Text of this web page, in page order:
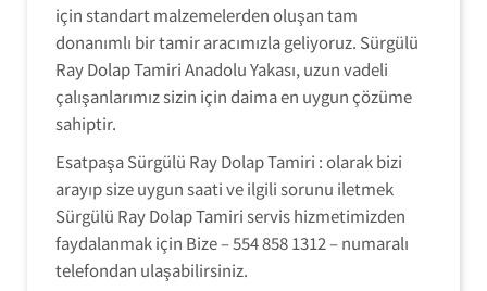
için standart malzemelerden oluşan tam
donanımlı bir tamir aracımızla geliyoruz. Sürgülü
Ray Dolap Tamiri Anadolu Yakası, uzun vadeli
çalışanlarımız sizin için daima en uygun çözüme
sahiptir.
Esatpaşa Sürgülü Ray Dolap Tamiri : olarak bizi
arayıp size uygun saati ve ilgili sorunu iletmek
Sürgülü Ray Dolap Tamiri servis hizmetimizden
faydalanmak için Bize – 554 858 1312 – numaralı
telefondan ulaşabilirsiniz.